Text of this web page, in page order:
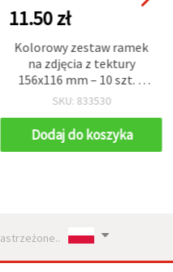
11.50 zł
Kolorowy zestaw ramek
na zdjęcia z tektury
156x116 mm – 10 szt. z
dekoracyjnymi klipsami i
jutowym, idealny do
kreatywnych ekspozycji
SKU: 833530
Dodaj do koszyka